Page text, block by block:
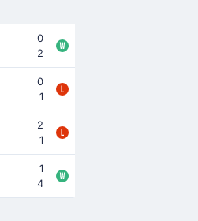
0
2
0
1
2
1
1
4